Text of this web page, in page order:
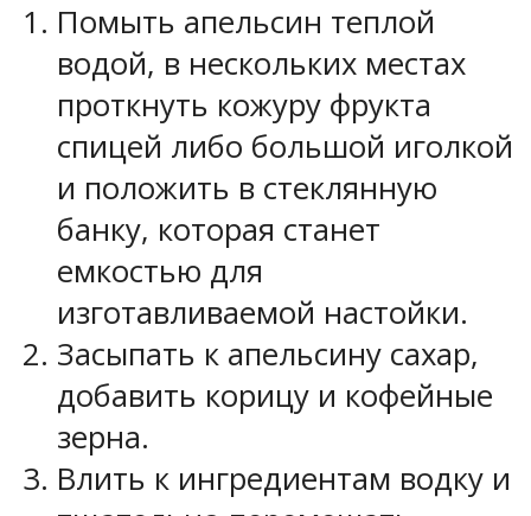
Помыть апельсин теплой
водой, в нескольких местах
проткнуть кожуру фрукта
спицей либо большой иголкой
и положить в стеклянную
банку, которая станет
емкостью для
изготавливаемой настойки.
Засыпать к апельсину сахар,
добавить корицу и кофейные
зерна.
Влить к ингредиентам водку и